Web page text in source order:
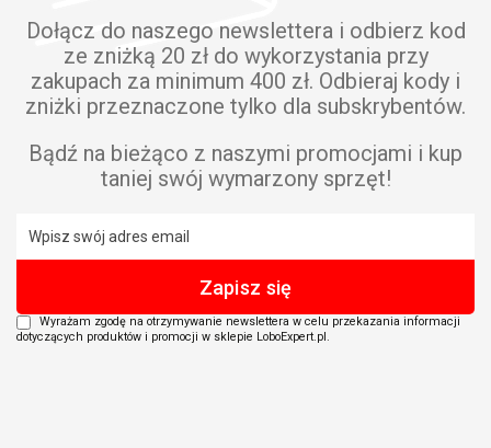
Dołącz do naszego newslettera i odbierz kod
ze zniżką 20 zł do wykorzystania przy
zakupach za minimum 400 zł. Odbieraj kody i
zniżki przeznaczone tylko dla subskrybentów.
Bądź na bieżąco z naszymi promocjami i kup
taniej swój wymarzony sprzęt!
Wyrażam zgodę na otrzymywanie newslettera w celu przekazania informacji
dotyczących produktów i promocji w sklepie LoboExpert.pl.